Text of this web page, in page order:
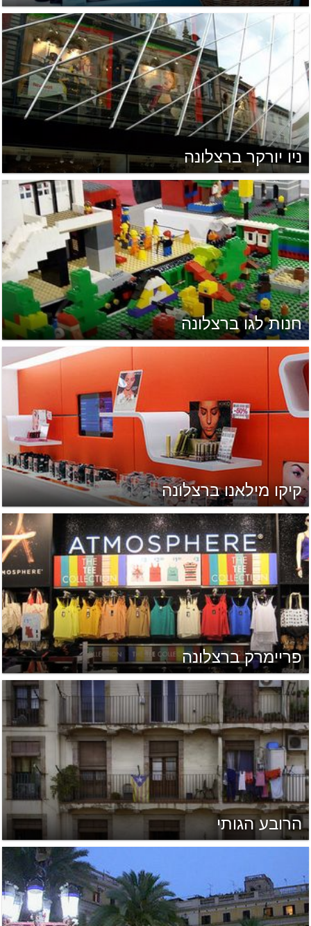
ניו יורקר ברצלונה
חנות לגו ברצלונה
קיקו מילאנו ברצלונה
פריימרק ברצלונה
הרובע הגותי